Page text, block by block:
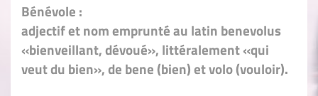
Bénévole :
adjectif et nom emprunté au latin benevolus
«bienveillant, dévoué», littéralement «qui
veut du bien», de bene (bien) et volo (vouloir).